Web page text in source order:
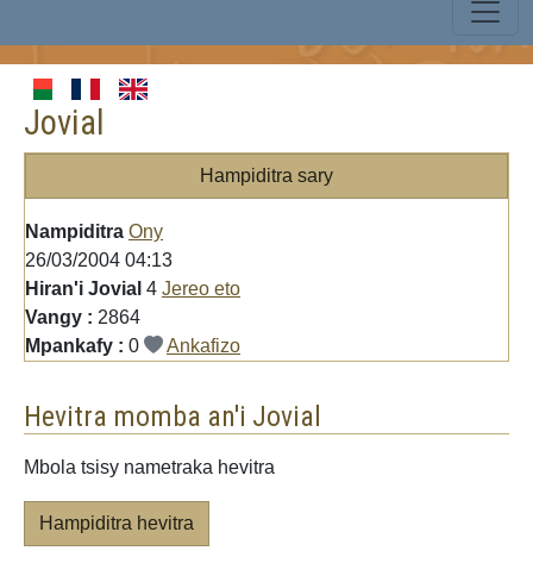
Jovial
Hampiditra sary
Nampiditra Ony
26/03/2004 04:13
Hiran'i Jovial 4 Jereo eto
Vangy : 2864
Mpankafy : 0 Ankafizo
Hevitra momba an'i Jovial
Mbola tsisy nametraka hevitra
Hampiditra hevitra